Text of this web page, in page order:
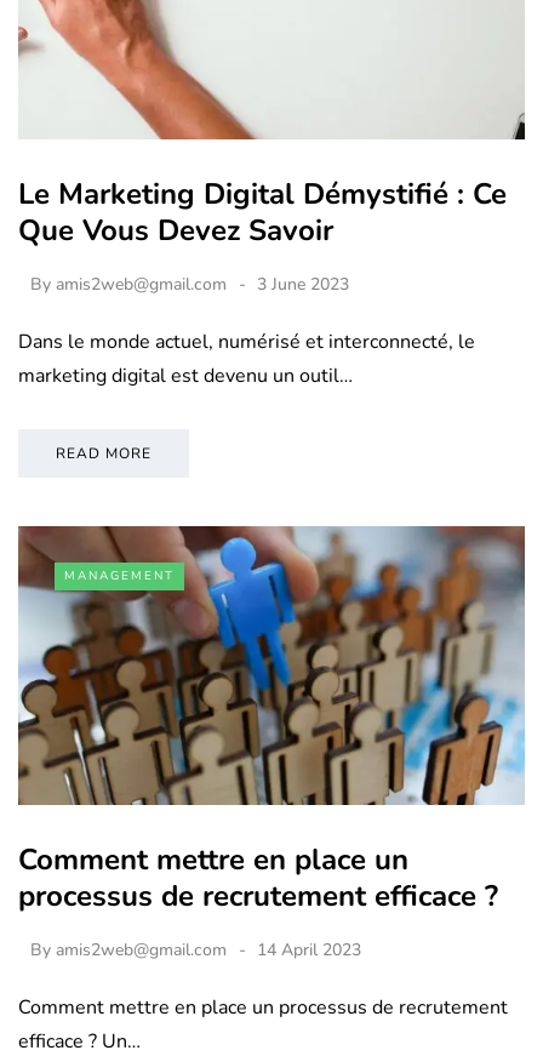
Le Marketing Digital Démystifié : Ce
Que Vous Devez Savoir
By amis2web@gmail.com 3 June 2023
Dans le monde actuel, numérisé et interconnecté, le
marketing digital est devenu un outil…
READ MORE
MANAGEMENT
Comment mettre en place un
processus de recrutement efficace ?
By amis2web@gmail.com 14 April 2023
Comment mettre en place un processus de recrutement
efficace ? Un…